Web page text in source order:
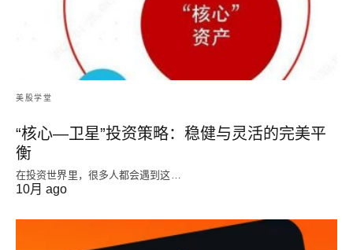
美股学堂
“核心—卫星”投资策略：稳健与灵活的完美平
衡
在投资世界里，很多人都会遇到这…
10月 ago